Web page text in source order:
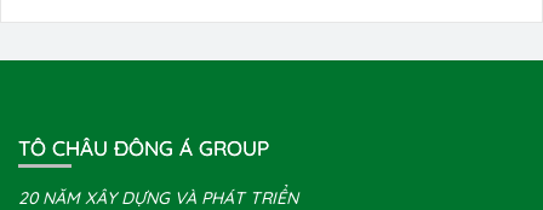
TÔ CHÂU ĐÔNG Á GROUP
20 NĂM XÂY DỰNG VÀ PHÁT TRIỂN